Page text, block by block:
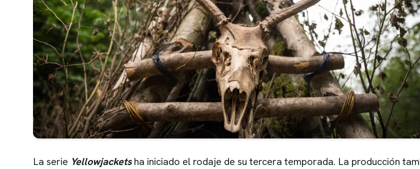
La serie Yellowjacketsha iniciado el rodaje de su tercera temporada. La producción